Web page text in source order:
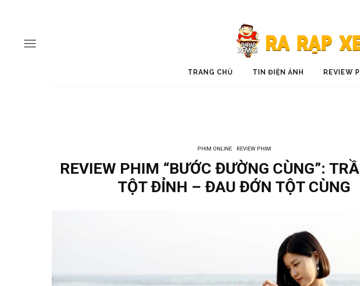
TRANG CHỦ TIN ĐIỆN ẢNH REVIEW
PHIM ONLINE REVIEW PHIM
REVIEW PHIM “BƯỚC ĐƯỜNG CÙNG”:
TỘT ĐỈNH – ĐAU ĐỚN TỘT CÙNG